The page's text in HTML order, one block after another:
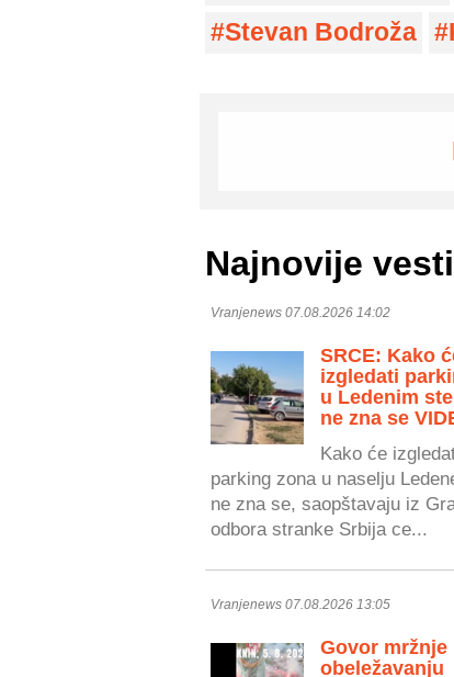
Stevan Bodroža
Najnovije vesti
Vranjenews 07.08.2026 14:02
SRCE: Kako
izgledati
u Ledenim
ne zna se
Kako će
parking zona u naselju
ne zna se, saopštavaju iz
odbora stranke Srbija ce...
Vranjenews 07.08.2026 13:05
Govor mržnje
obeležavanju